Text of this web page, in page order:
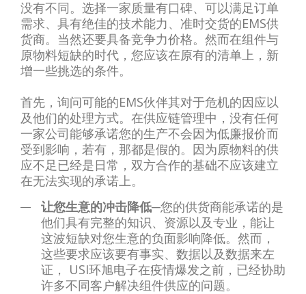
没有不同。选择一家质量有口碑、可以满足订单
需求、具有绝佳的技术能力、准时交货的EMS供
货商。当然还要具备竞争力价格。然而在组件与
原物料短缺的时代，您应该在原有的清单上，新
增一些挑选的条件。
首先，询问可能的EMS伙伴其对于危机的因应以
及他们的处理方式。在供应链管理中，没有任何
一家公司能够承诺您的生产不会因为低廉报价而
受到影响，若有，那都是假的。因为原物料的供
应不足已经是日常，双方合作的基础不应该建立
在无法实现的承诺上。
让您生意的冲击降低─您的供货商能承诺的是
他们具有完整的知识、资源以及专业，能让
这波短缺对您生意的负面影响降低。然而，
这些要求应该要有事实、数据以及数据来左
证， USI环旭电子在疫情爆发之前，已经协助
许多不同客户解决组件供应的问题。